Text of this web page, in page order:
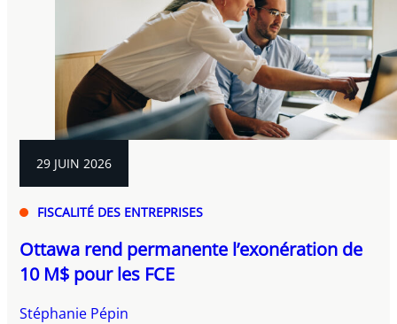
29 JUIN 2026
FISCALITÉ DES ENTREPRISES
Ottawa rend permanente l’exonération de
10 M$ pour les FCE
Stéphanie Pépin